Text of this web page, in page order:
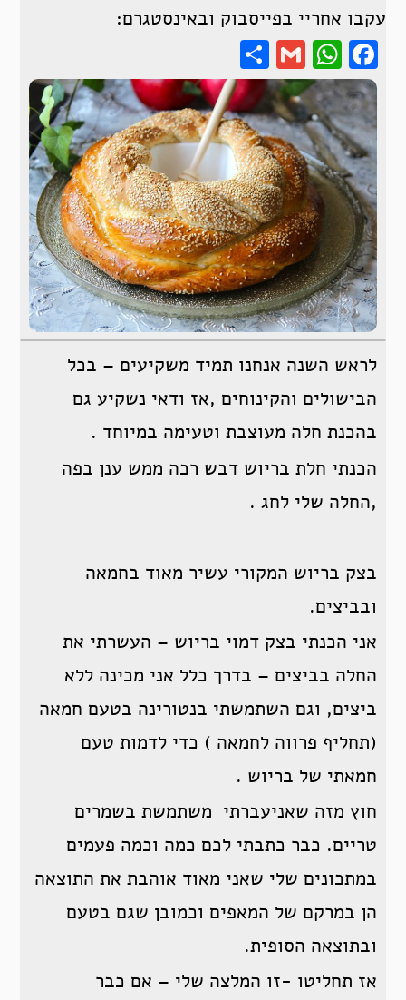
עקבו אחריי בפייסבוק ובאינסטגרם:
Facebook
WhatsApp
Gmail
לראש השנה אנחנו תמיד משקיעים – בכל
הבישולים והקינוחים ,אז ודאי נשקיע גם
בהכנת חלה מעוצבת וטעימה במיוחד .
הכנתי חלת בריוש דבש רכה ממש ענן בפה
,החלה שלי לחג .
בצק בריוש המקורי עשיר מאוד בחמאה
ובביצים.
אני הכנתי בצק דמוי בריוש – העשרתי את
החלה בביצים – בדרך כלל אני מכינה ללא
ביצים, וגם השתמשתי בנטורינה בטעם חמאה
(תחליף פרווה לחמאה ) כדי לדמות טעם
חמאתי של בריוש .
חוץ מזה שאניעברתי משתמשת בשמרים
טריים. כבר כתבתי לכם כמה וכמה פעמים
במתכונים שלי שאני מאוד אוהבת את התוצאה
הן במרקם של המאפים וכמובן שגם בטעם
ובתוצאה הסופית.
אז תחליטו -זו המלצה שלי – אם כבר